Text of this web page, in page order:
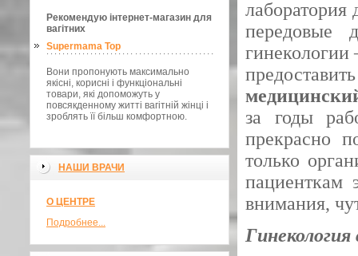
Рекомендую інтернет-магазин для
вагітних
Supermama Top
Вони пропонують максимально
якісні, корисні і функціональні
товари, які допоможуть у
повсякденному житті вагітній жінці і
зроблять її більш комфортною.
НАШИ ВРАЧИ
О ЦЕНТРЕ
Подробнее...
лаборатория
передовые
гинекологии
за годы
прекрасно
только
пациенткам
внимания,
Гинекология